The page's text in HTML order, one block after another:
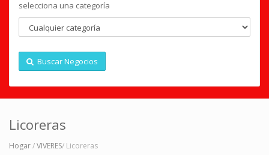
selecciona una categoría
Buscar Negocios
Licoreras
Hogar/VIVERES/ Licoreras